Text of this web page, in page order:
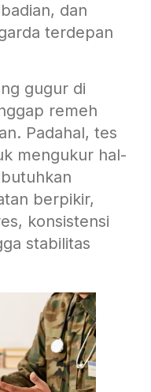
dan
terdepan
gugur di
remeh
Padahal, tes
mengukur hal-
berpikir,
konsistensi
stabilitas